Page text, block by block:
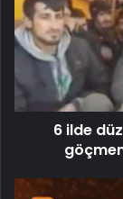
6 ilde